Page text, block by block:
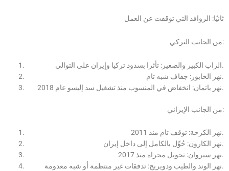
ثانيًا: الروافد التي توقفت عن العمل
من الجانب التركي:
الزاب الكبير والصغير: تأثرا بسدود تركيا وإيران على التوالي.
نهر الخابور: جفاف شبه تام.
نهر باتمان: انخفاض في المنسوب منذ تشغيل سد إليسو عام 2018.
من الجانب الإيراني:
نهر الكرخة: توقف تام منذ 2011.
نهر الكارون: حُوِّل بالكامل إلى داخل إيران.
نهر سيروان: تحويل مجراه منذ 2017.
نهر الوند والطيب ودويريج: تدفقات غير منتظمة أو شبه معدومة.